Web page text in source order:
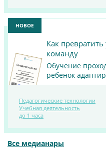
НОВОЕ
Как
команду
Обучение
ребенок
Педагогические технологии
Учебная деятельность
до 1 часа
Все медианары